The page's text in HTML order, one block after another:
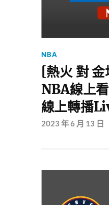
NBA
[熱火 對
NBA線上
線上轉播
2023 年 6 月 13 日